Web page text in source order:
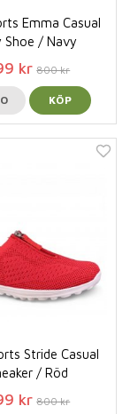
Emma Casual
Shoe / Navy
kr 800 kr
KÖP
Stride Casual
/ Röd
kr 800 kr